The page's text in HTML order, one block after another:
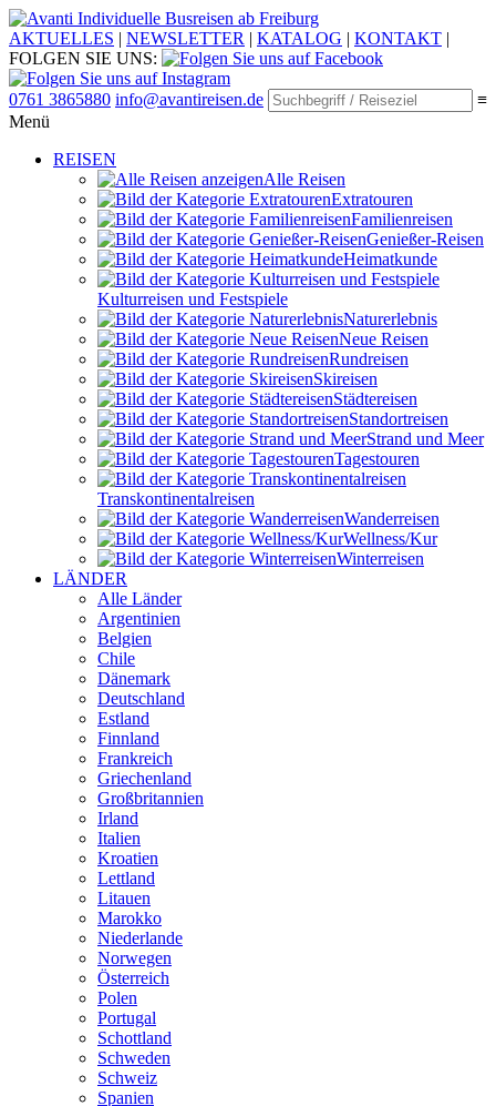
Individuelle Busreisen ab Freiburg
AKTUELLES | NEWSLETTER | KATALOG | KONTAKT |
FOLGEN SIE UNS:
0761 3865880 info@avantireisen.de
≡
Menü
REISEN
Alle Reisen
Extratouren
Familien­reisen
Genießer-Reisen
Heimatkunde
Kultur­reisen und Festspiele
Naturerlebnis
Neue Reisen
Rund­reisen
Ski­reisen
Städte­reisen
Standort­reisen
Strand und Meer
Tagestouren
Transkontinental­reisen
Wander­reisen
Wellness/Kur
Winter­reisen
LÄNDER
Alle Länder
Argentinien
Belgien
Chile
Dänemark
Deutschland
Estland
Finnland
Frankreich
Griechenland
Großbritannien
Irland
Italien
Kroatien
Lettland
Litauen
Marokko
Niederlande
Norwegen
Österreich
Polen
Portugal
Schottland
Schweden
Schweiz
Spanien